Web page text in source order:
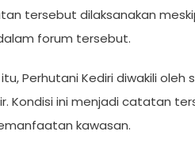
tersebut dilaksanakan
forum tersebut.
Perhutani Kediri diwakili
Kondisi ini menjadi catatan
kawasan.